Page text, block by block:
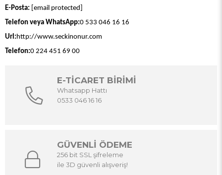
E-Posta: [email protected]
Telefon veya WhatsApp:0 533 046 16 16
Url:http://www.seckinonur.com
Telefon:0 224 451 69 00
E-TİCARET BİRİMİ
Whatsapp Hattı
0533 046 16 16
GÜVENLİ ÖDEME
256 bit SSL şifreleme
ile 3D güvenli alışveriş!